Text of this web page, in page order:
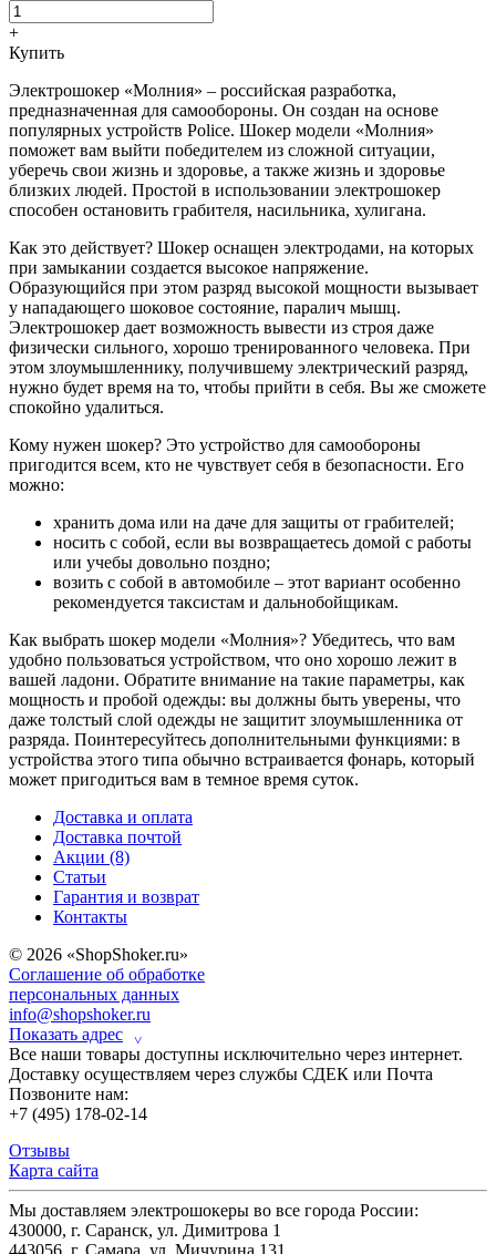
+
Купить
Электрошокер «Молния» – российская разработка,
предназначенная для самообороны. Он создан на основе
популярных устройств Police. Шокер модели «Молния»
поможет вам выйти победителем из сложной ситуации,
уберечь свои жизнь и здоровье, а также жизнь и здоровье
близких людей. Простой в использовании электрошокер
способен остановить грабителя, насильника, хулигана.
Как это действует? Шокер оснащен электродами, на которых
при замыкании создается высокое напряжение.
Образующийся при этом разряд высокой мощности вызывает
у нападающего шоковое состояние, паралич мышц.
Электрошокер дает возможность вывести из строя даже
физически сильного, хорошо тренированного человека. При
этом злоумышленнику, получившему электрический разряд,
нужно будет время на то, чтобы прийти в себя. Вы же сможете
спокойно удалиться.
Кому нужен шокер? Это устройство для самообороны
пригодится всем, кто не чувствует себя в безопасности. Его
можно:
хранить дома или на даче для защиты от грабителей;
носить с собой, если вы возвращаетесь домой с работы
или учебы довольно поздно;
возить с собой в автомобиле – этот вариант особенно
рекомендуется таксистам и дальнобойщикам.
Как выбрать шокер модели «Молния»? Убедитесь, что вам
удобно пользоваться устройством, что оно хорошо лежит в
вашей ладони. Обратите внимание на такие параметры, как
мощность и пробой одежды: вы должны быть уверены, что
даже толстый слой одежды не защитит злоумышленника от
разряда. Поинтересуйтесь дополнительными функциями: в
устройства этого типа обычно встраивается фонарь, который
может пригодиться вам в темное время суток.
Доставка и оплата
Доставка почтой
Акции (8)
Статьи
Гарантия и возврат
Контакты
© 2026 «ShopShoker.ru»
Соглашение об обработке
персональных данных
info@shopshoker.ru
Показать адрес
˅
Все наши товары доступны исключительно через интернет.
Доставку осуществляем через службы СДЕК или Почта
Позвоните нам:
+7 (495) 178-02-14
Отзывы
Карта сайта
Мы доставляем электрошокеры во все города России:
430000, г. Саранск, ул. Димитрова 1
443056, г. Самара, ул. Мичурина 131